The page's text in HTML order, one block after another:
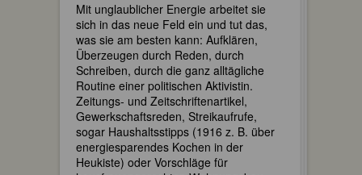
Mit unglaublicher Energie arbeitet sie
sich in das neue Feld ein und tut das,
was sie am besten kann: Aufklären,
Überzeugen durch Reden, durch
Schreiben, durch die ganz alltägliche
Routine einer politischen Aktivistin.
Zeitungs- und Zeitschriftenartikel,
Gewerkschaftsreden, Streikaufrufe,
sogar Haushaltsstipps (1916 z. B. über
energiesparendes Kochen in der
Heukiste) oder Vorschläge für